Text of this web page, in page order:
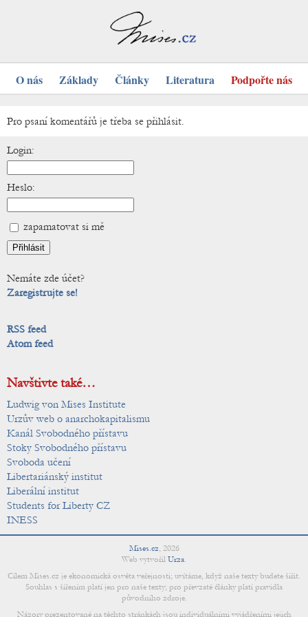
O nás Základy Články Literatura Podpořte nás
Pro psaní komentářů je třeba se přihlásit.
Login:
Heslo:
zapamatovat si mě
Nemáte zde účet?
Zaregistrujte se!
RSS feed
Atom feed
Navštivte také…
Ludwig von Mises Institute
Urzův web o anarchokapitalismu
Kanál Svobodného přístavu
Stoky Svobodného přístavu
Svoboda učení
Libertariánský institut
Liberální institut
Students for Liberty CZ
INESS
Mises.cz, 2026
Web vytvořil Urza.
Cílem Mises.cz je ekonomická osvěta veřejnosti; uvítáme, když naše texty budete šířit.
Souhlas s šířením platí jen pro naše texty; pro převzaté články platí pravidla
původního zdroje.
Názory prezentované na těchto stránkách jsou individuálními vyjádřeními jejich